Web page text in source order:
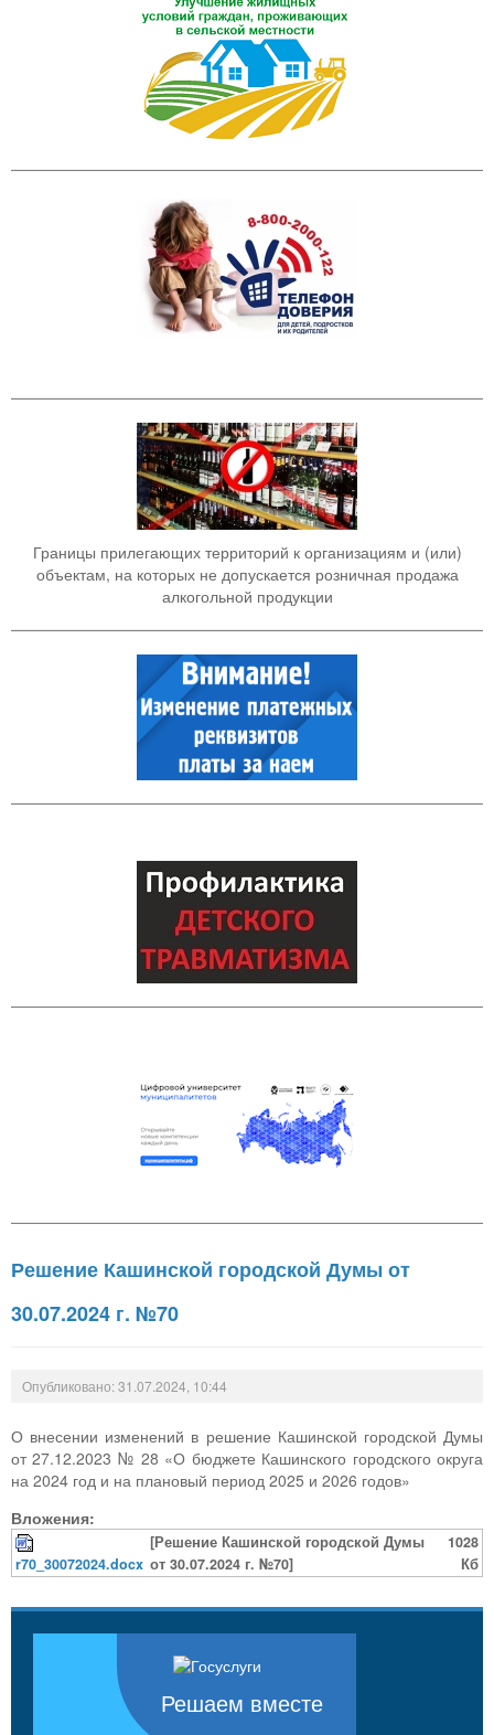
Границы прилегающих территорий к организациям и (или)
объектам, на которых не допускается розничная продажа
алкогольной продукции
Решение Кашинской городской Думы от
30.07.2024 г. №70
Опубликовано: 31.07.2024, 10:44
О внесении изменений в решение Кашинской городской Думы
от 27.12.2023 № 28 «О бюджете Кашинского городского округа
на 2024 год и на плановый период 2025 и 2026 годов»
Вложения:
r70_30072024.docx
[Решение Кашинской городской Думы
от 30.07.2024 г. №70]
1028
Кб
Решаем вместе